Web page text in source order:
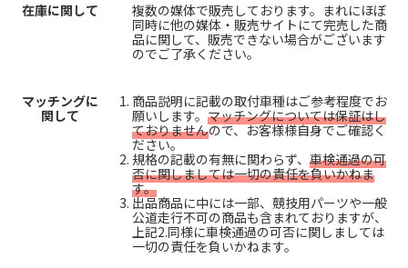
在庫に関して
複数の媒体で販売しております。まれにほぼ
同時に他の媒体・販売サイトにて完売した商
品に関して、販売できない場合がございます
のでご了承ください。
マッチングに
関して
商品説明に記載の取付車種はご参考程度でお
願いします。 マッチングについては保証はし
ておりませんので、お客様様自身でご確認く
ださい。
規格の記載の有無に関わらず、 車検通過の可
否に関しましては一切の責任を負いかねま
す。
出品商品に中には一部、競技用パーツや一般
公道走行不可の商品も含まれておりますが、
上記2.同様に車検通過の可否に関しましては
一切の責任を負いかねます。